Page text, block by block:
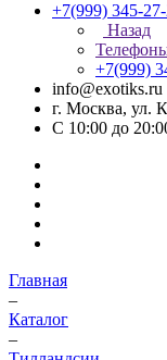
+7(999) 345-27-
Назад
+7(999)
info@exotiks.ru
г. Москва, ул.
С 10:00 до
Главная
–
Каталог
–